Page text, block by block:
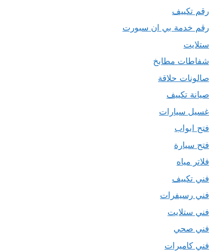
رقم تكييف
رقم خدمة بي ان سبورت
ستلايت
شفاطات مطابخ
صالونات حلاقة
صيانة تكييف
غسيل سيارات
فتح ابواب
فتح سيارة
فلاتر مياه
فني تكييف
فني رسيفرات
فني ستلايت
فني صحي
فني كاميرات